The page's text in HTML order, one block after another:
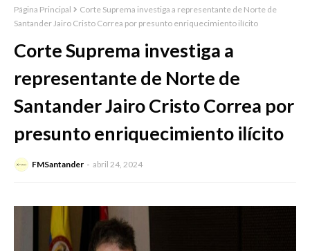
Página Principal
Corte Suprema investiga a representante de Norte de
Santander Jairo Cristo Correa por presunto enriquecimiento ilícito
Corte Suprema investiga a
representante de Norte de
Santander Jairo Cristo Correa por
presunto enriquecimiento ilícito
FMSantander abril 24, 2024